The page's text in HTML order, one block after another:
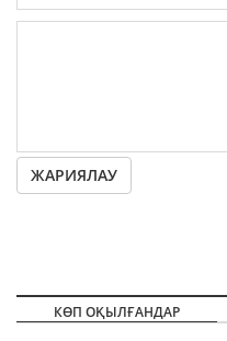
ЖАРИЯЛАУ
КӨП ОҚЫЛҒАНДАР